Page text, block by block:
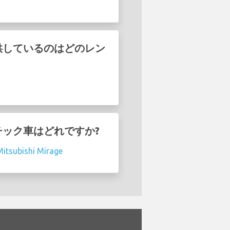
ているのはどのレン
ク車はどれですか?
Mirage